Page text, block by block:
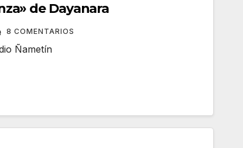
de Dayanara
8 COMENTARIOS
Ñametín